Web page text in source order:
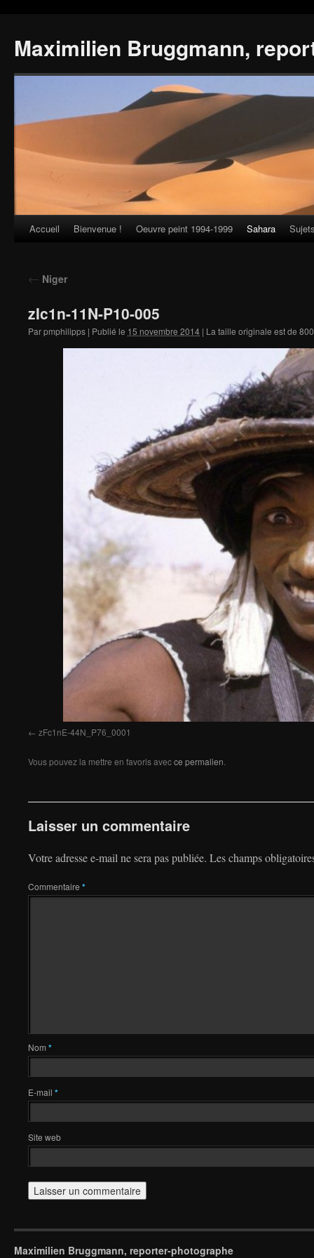
Maximilien Bruggmann,
Skip
content
Accueil Bienvenue ! Oeuvre peint 1994-1999 Sahara
← Niger
zIc1n-11N-P10-005
Parpmphilipps | Publié le 15 novembre 2014 | La taille originale est de
zFc1nE-44N_P76_0001
Vous pouvez la mettre en favoris avecce permalien
Laisser un commentaire
Votre adresse e-mail ne sera pas publiée. Les champs
Commentaire *
Nom *
E-mail *
Site web
Maximilien Bruggmann, reporter-photographe